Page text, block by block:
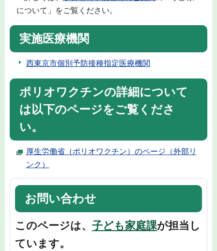
について」をご覧ください。
実施医療機関
西東京市個別予防接種指定医療機関
ポリオワクチンの詳細について
は以下のページをご覧くださ
い。
厚生労働省（ポリオワクチン）のページ（外部リ
ンク）
お問い合わせ
このページは、 子ども家庭課が担当し
ています。